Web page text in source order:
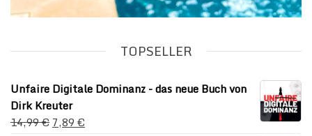
TOPSELLER
Unfaire Digitale Dominanz - das neue Buch von
Dirk Kreuter
14,99€ 7,89 €